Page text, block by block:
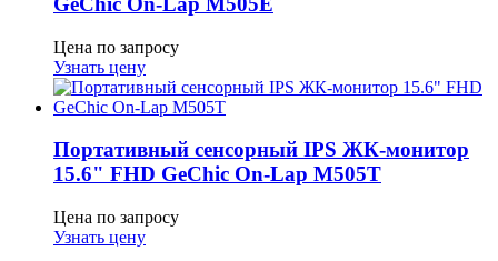
Цена по запросу
Узнать цену
Портативный сенсорный IPS ЖК-монитор
15.6" FHD GeСhic On-Lap M505T
Цена по запросу
Узнать цену